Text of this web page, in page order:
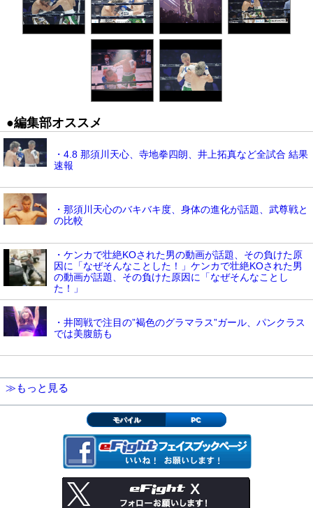
●編集部オススメ
・4.8 那須川天心、寺地拳四朗、井上拓真など全試合 結果
速報
・那須川天心のバキバキ度、身体の進化が話題、武尊戦と
の比較
・ケンカで壮絶KOされた男の動画が話題、その負けた原
因に「なぜそんなことした！」ケンカで壮絶KOされた男
の動画が話題、その負けた原因に「なぜそんなことし
た！」
・井岡戦で注目の”褐色のグラマラス”ガール、パンクラス
では美腹筋も
≫もっと見る
モバイル PC